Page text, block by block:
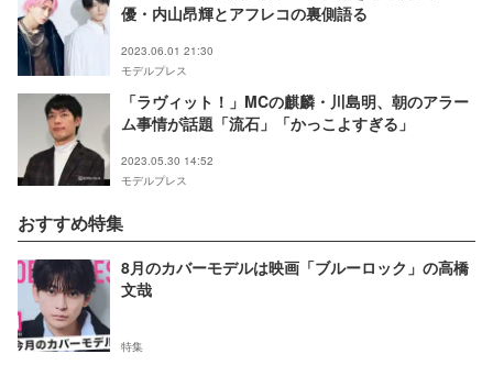
優・内山昂輝とアフレコの裏側語る
2023.06.01 21:30
モデルプレス
「ラヴィット！」MCの麒麟・川島明、朝のアラー
ム事情が話題「流石」「かっこよすぎる」
2023.05.30 14:52
モデルプレス
おすすめ特集
8月のカバーモデルは映画「ブルーロック」の高橋
文哉
特集